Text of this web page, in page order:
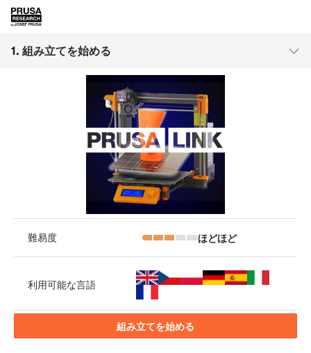
1. 組み立てを始める
難易度 ほどほど
利用可能な言語
組み立てを始める